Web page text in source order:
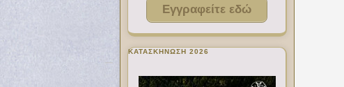
Εγγραφείτε εδώ
ΚΑΤΑΣΚΗΝΩΣΗ 2026